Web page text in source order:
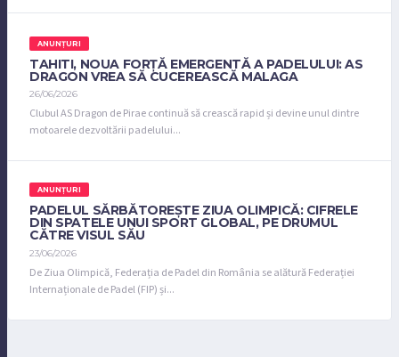
ANUNȚURI
TAHITI, NOUA FORȚĂ EMERGENTĂ A PADELULUI: AS
DRAGON VREA SĂ CUCEREASCĂ MALAGA
26/06/2026
Clubul AS Dragon de Pirae continuă să crească rapid și devine unul dintre
motoarele dezvoltării padelului...
ANUNȚURI
PADELUL SĂRBĂTOREȘTE ZIUA OLIMPICĂ: CIFRELE
DIN SPATELE UNUI SPORT GLOBAL, PE DRUMUL
CĂTRE VISUL SĂU
23/06/2026
De Ziua Olimpică, Federația de Padel din România se alătură Federației
Internaționale de Padel (FIP) și...